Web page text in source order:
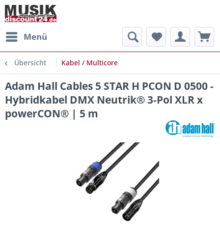
Menü
Übersicht Kabel / Multicore
Adam Hall Cables 5 STAR H PCON D 0500 -
Hybridkabel DMX Neutrik® 3-Pol XLR x
powerCON® | 5 m